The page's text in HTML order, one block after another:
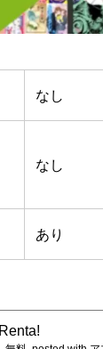
なし
なし
あり